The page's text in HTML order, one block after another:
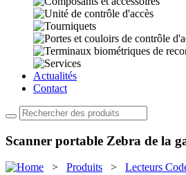
Actualités
Contact
Scanner portable Zebra de la
> Produits > Lecteurs